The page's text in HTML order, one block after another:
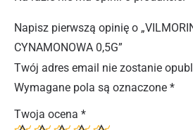
Napisz pierwszą opinię o
CYNAMONOWA 0,5G”
Twój adres email nie zostanie
Wymagane pola są oznaczone *
Twoja ocena *